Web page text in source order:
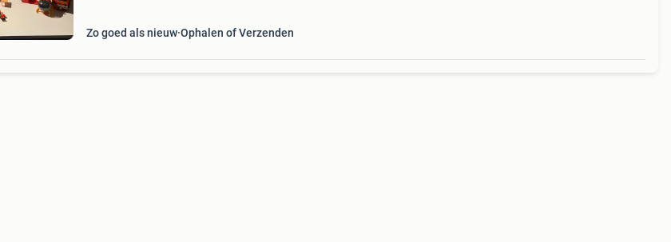
Zo goed als nieuw Ophalen of Verzenden